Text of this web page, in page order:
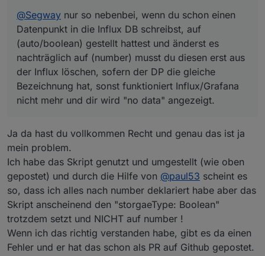
nicht mehr und dir wird "no data" angezeigt.
linkeddevices für den DP zu verwenden oder hab ich
nen Denkfehler??
@Segway nur so nebenbei, wenn du schon einen
Datenpunkt in die Influx DB schreibst, auf
(auto/boolean) gestellt hattest und änderst es
nachträglich auf (number) musst du diesen erst aus
der Influx löschen, sofern der DP die gleiche
Bezeichnung hat, sonst funktioniert Influx/Grafana
nicht mehr und dir wird "no data" angezeigt.
Ja da hast du vollkommen Recht und genau das ist ja
mein problem.
Ich habe das Skript genutzt und umgestellt (wie oben
gepostet) und durch die Hilfe von @paul53 scheint es
so, dass ich alles nach number deklariert habe aber das
Skript anscheinend den "storgaeType: Boolean"
trotzdem setzt und NICHT auf number !
Wenn ich das richtig verstanden habe, gibt es da einen
Fehler und er hat das schon als PR auf Github gepostet.